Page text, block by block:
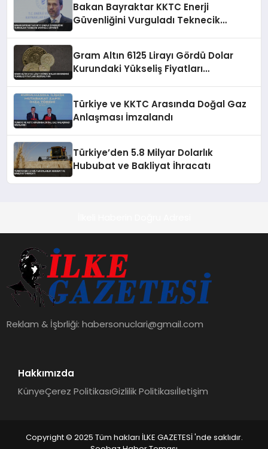
Bakan Bayraktar KKTC Enerji
Güvenliğini Vurguladı Teknecik
Gram Altın 6125 Lirayı Gördü Dolar
Kurundaki Yükseliş Fiyatları
Türkiye ve KKTC Arasında Doğal Gaz
Anlaşması İmzalandı
Türkiye’den 5.8 Milyar Dolarlık
Hububat ve Bakliyat İhracatı
Reklam & İşbrliği:habersonuclari@gmail.com
Hakkımızda
KünyeÇerez PolitikasıGizlilik Politikasıİletişim
Copyright © 2025 Tüm hakları İLKE GAZETESİ 'nde saklıdır.